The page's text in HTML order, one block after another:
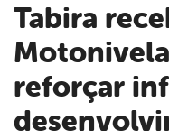
Tabira recebe
reforçar